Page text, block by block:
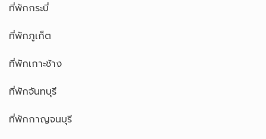
ที่พักกระบี่
ที่พักภูเก็ต
ที่พักเกาะช้าง
ที่พักจันทบุรี
ที่พักกาญจนบุรี